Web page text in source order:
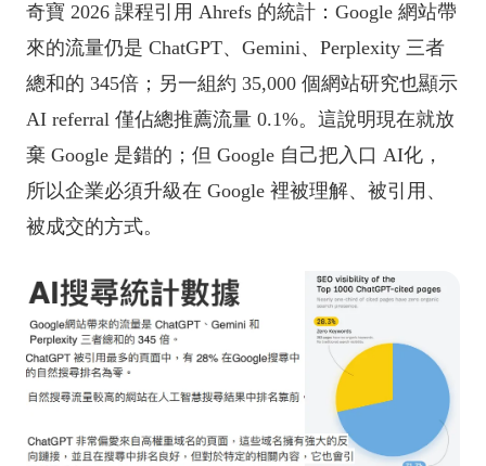
奇寶 2026 課程引用 Ahrefs 的統計：Google 網站帶
來的流量仍是 ChatGPT、Gemini、Perplexity 三者
總和的 345倍；另一組約 35,000 個網站研究也顯示
AI referral 僅佔總推薦流量 0.1%。這說明現在就放
棄 Google 是錯的；但 Google 自己把入口 AI化，
所以企業必須升級在 Google 裡被理解、被引用、
被成交的方式。